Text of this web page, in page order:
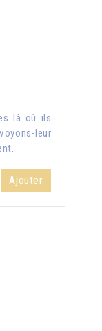
là où ils
leur
Ajouter